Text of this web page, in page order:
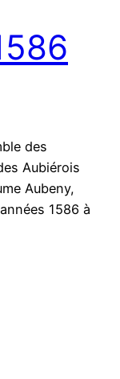
des
Aubiérois
Aubeny,
1586 à